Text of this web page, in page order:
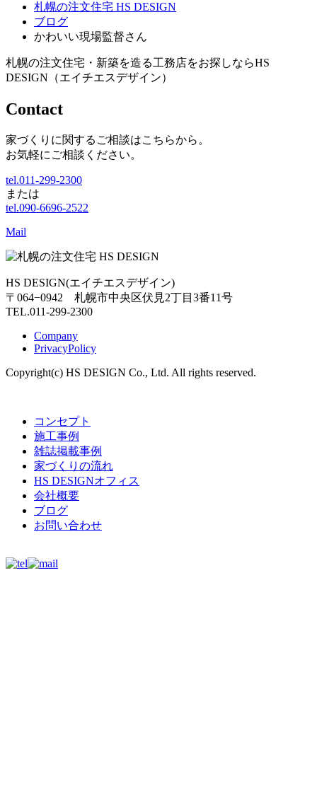
札幌の注文住宅 HS DESIGN
ブログ
かわいい現場監督さん
札幌の注文住宅・新築を造る工務店をお探しならHS
DESIGN（エイチエスデザイン）
Contact
家づくりに関するご相談はこちらから。
お気軽にご相談ください。
tel.011-299-2300
または
tel.090-6696-2522
Mail
HS DESIGN(エイチエスデザイン)
〒064−0942 札幌市中央区伏見2丁目3番11号
TEL.011-299-2300
Company
PrivacyPolicy
Copyright(c) HS DESIGN Co., Ltd. All rights reserved.
コンセプト
施工事例
雑誌掲載事例
家づくりの流れ
HS DESIGNオフィス
会社概要
ブログ
お問い合わせ